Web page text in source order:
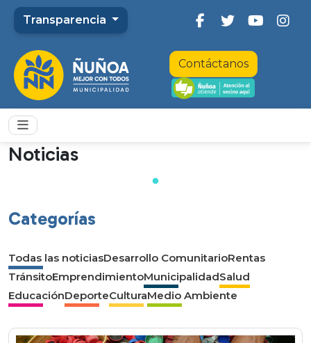
Transparencia
Contáctanos
Noticias
Categorías
Todas las noticiasDesarrollo ComunitarioRentas
TránsitoEmprendimientoMunicipalidadSalud
EducaciónDeporteCulturaMedio Ambiente